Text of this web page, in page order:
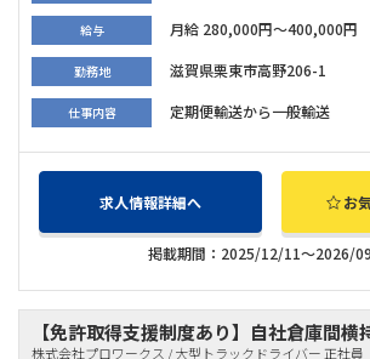
給与 月給 280,000円～400,000円
勤務地 滋賀県栗東市高野206-1
仕事内容 定期便輸送から一般輸送
求人情報詳細へ お
掲載期間：2025/12/11～2026/
【免許取得支援制度あり】自社倉庫間横
株式会社プロワークス / 大型トラックドライバー 正社員